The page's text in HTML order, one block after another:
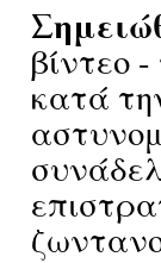
βίντεο
κατά